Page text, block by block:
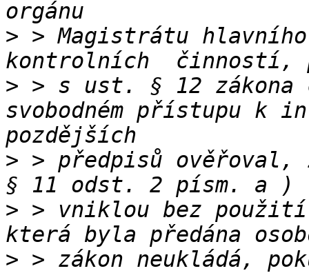
> > Magistrátu
> > s ust. § 12 zákona
svobodném přístupu k
> > předpisů ověřoval,
> > vniklou bez
> > zákon neukládá,